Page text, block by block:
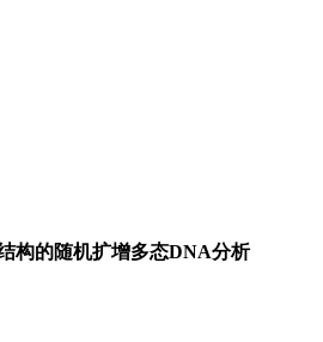
构的随机扩增多态DNA分析